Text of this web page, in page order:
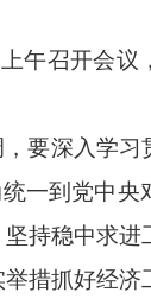
午召开会议
要深入学习
一到党中央
持稳中求进
措抓好经济